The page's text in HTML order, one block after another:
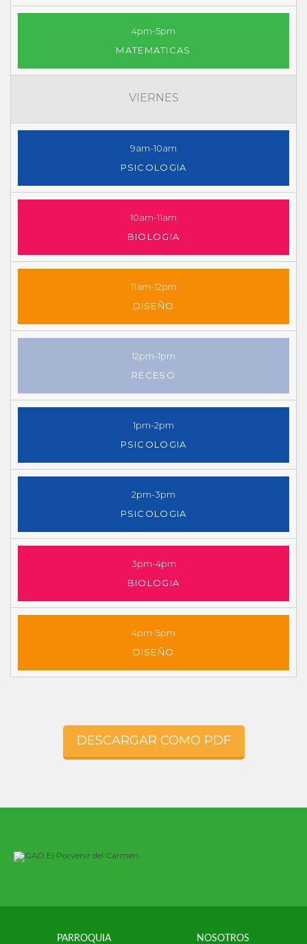
4pm-5pm
MATEMATICAS
VIERNES
9am-10am
PSICOLOGIA
10am-11am
BIOLOGIA
11am-12pm
DISEÑO
12pm-1pm
RECESO
1pm-2pm
PSICOLOGIA
2pm-3pm
PSICOLOGIA
3pm-4pm
BIOLOGIA
4pm-5pm
DISEÑO
DESCARGAR COMO PDF
PARROQUIA NOSOTROS